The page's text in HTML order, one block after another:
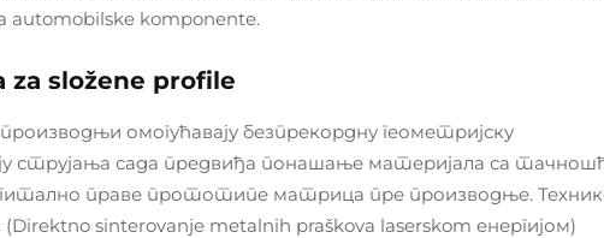
automobilske komponente.
složene profile
омогућавају безпрекордну геометријску
струјања сада предвиђа понашање материјала са
праве прототипе матрица пре производње.
sinterovanje metalnih praškova laserskom енергијом)